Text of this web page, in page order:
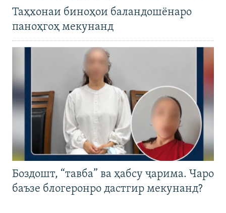
Таҳхонаи биноҳои баландошёнаро
паноҳгоҳ мекунанд
Боздошт, “тавба” ва ҳабсу ҷарима. Чаро
баъзе блогеронро дастгир мекунанд?